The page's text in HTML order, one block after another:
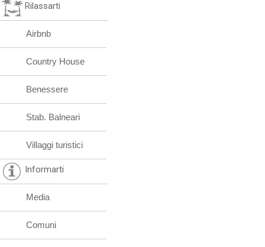
Rilassarti
Airbnb
Country House
Benessere
Stab. Balneari
Villaggi turistici
Informarti
Media
Comuni